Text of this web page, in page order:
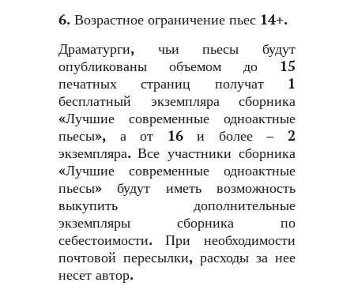
6. Возрастное ограничение пьес 14+.
Драматурги, чьи пьесы будут
опубликованы объемом до 15
печатных страниц получат 1
бесплатный экземпляра сборника
«Лучшие современные одноактные
пьесы», а от 16 и более – 2
экземпляра. Все участники сборника
«Лучшие современные одноактные
пьесы» будут иметь возможность
выкупить дополнительные
экземпляры сборника по
себестоимости. При необходимости
почтовой пересылки, расходы за нее
несет автор.